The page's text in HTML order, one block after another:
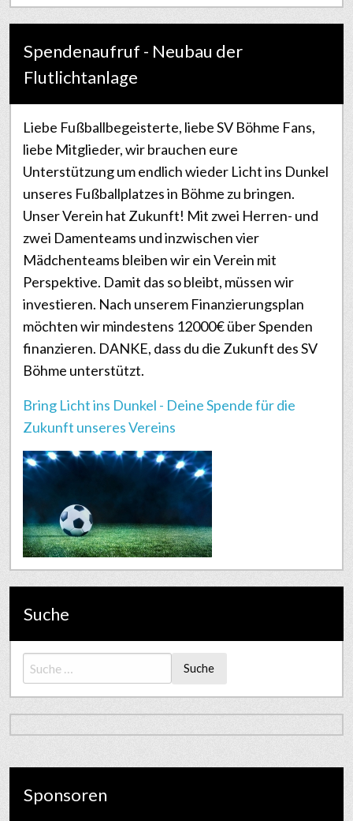
Spendenaufruf - Neubau der
Flutlichtanlage
Liebe Fußballbegeisterte, liebe SV Böhme Fans,
liebe Mitglieder, wir brauchen eure
Unterstützung um endlich wieder Licht ins Dunkel
unseres Fußballplatzes in Böhme zu bringen.
Unser Verein hat Zukunft! Mit zwei Herren- und
zwei Damenteams und inzwischen vier
Mädchenteams bleiben wir ein Verein mit
Perspektive. Damit das so bleibt, müssen wir
investieren. Nach unserem Finanzierungsplan
möchten wir mindestens 12000€ über Spenden
finanzieren. DANKE, dass du die Zukunft des SV
Böhme unterstützt.
Bring Licht ins Dunkel - Deine Spende für die
Zukunft unseres Vereins
Suche
Suche
Sponsoren